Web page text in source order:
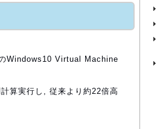
Windows10 Virtual Machine
算実行し, 従来より約22倍高